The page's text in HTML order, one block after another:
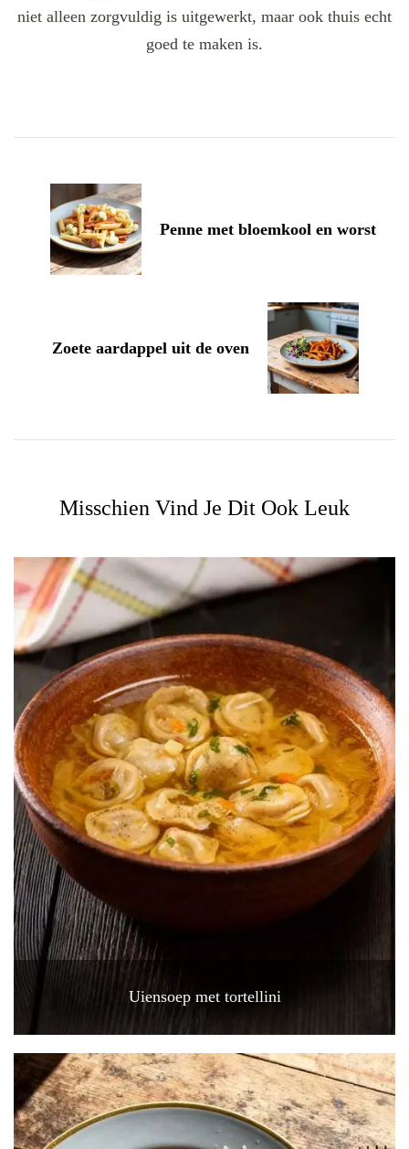
niet alleen zorgvuldig is uitgewerkt, maar ook thuis echt
goed te maken is.
Navigation
Penne met bloemkool en worst
Zoete aardappel uit de oven
Misschien Vind Je Dit Ook Leuk
Uiensoep met tortellini